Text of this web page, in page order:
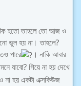
ঠিক হতো তাহলে তো আজ ও
ভুল হয় না। তাহলে?
পারে
। নাকি আবার
যাবো? গিয়ে না হয় দেখে
না হয় একটা এক্সকিউজ